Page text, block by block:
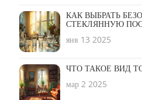
КАК ВЫБРАТЬ
СТЕКЛЯННУЮ
янв 13 2025
ЧТО ТАКОЕ ВИД
мар 2 2025